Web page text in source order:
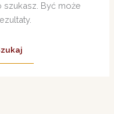
szukasz. Być może